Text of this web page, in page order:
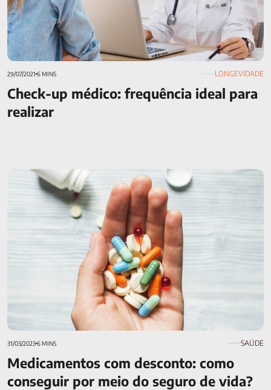
29/07/2021 6 MINS LONGEVIDADE
Check-up médico: frequência ideal para
realizar
Medicamentos com desconto: como conseguir por meio do
seguro de vida?
31/03/20236 MINS SAÚDE
Medicamentos com desconto: como
conseguir por meio do seguro de vida?